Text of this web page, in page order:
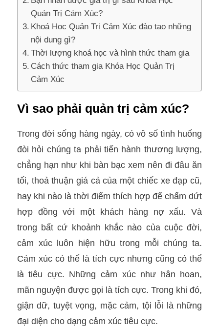
Quản Trị Cảm Xúc?
Khoá Học Quản Trị Cảm Xúc đào tạo những
nội dung gì?
Thời lượng khoá học và hình thức tham gia
Cách thức tham gia Khóa Học Quản Trị
Cảm Xúc
Vì sao phải quản trị cảm xúc?
Trong đời sống hàng ngày, có vô số tình huống
đòi hỏi chúng ta phải tiến hành thương lượng,
chẳng hạn như khi bàn bạc xem nên đi đâu ăn
tối, thoả thuận giá cả của một chiếc xe đạp cũ,
hay khi nào là thời điểm thích hợp để chấm dứt
hợp đồng với một khách hàng nợ xấu. Và
trong bất cứ khoảnh khắc nào của cuộc đời,
cảm xúc luôn hiện hữu trong mỗi chúng ta.
Cảm xúc có thể là tích cực nhưng cũng có thể
là tiêu cực. Những cảm xúc như hân hoan,
mãn nguyện được gọi là tích cực. Trong khi đó,
giận dữ, tuyệt vọng, mặc cảm, tội lỗi là những
đại diện cho dạng cảm xúc tiêu cực.